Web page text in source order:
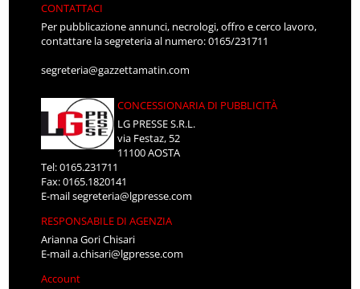
CONTATTACI
Per pubblicazione annunci, necrologi, offro e cerco lavoro,
contattare la segreteria al numero: 0165/231711
segreteria@gazzettamatin.com
CONCESSIONARIA DI PUBBLICITÀ
LG PRESSE S.R.L.
via Festaz, 52
11100 AOSTA
Tel: 0165.231711
Fax: 0165.1820141
E-mailsegreteria@lgpresse.com
RESPONSABILE DI AGENZIA
Arianna Gori Chisari
E-maila.chisari@lgpresse.com
Account